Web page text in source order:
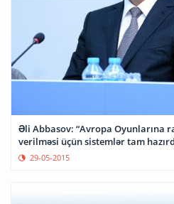
Əli Abbasov: “Avropa Oyunlarına
verilməsi üçün sistemlər tam
29-05-2015